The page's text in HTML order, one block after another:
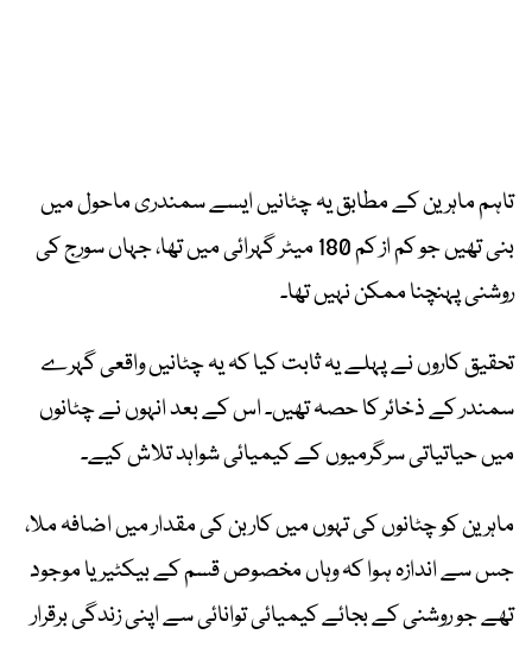
تاہم ماہرین کے مطابق یہ چٹانیں ایسے سمندری ماحول میں
بنی تھیں جو کم از کم 180 میٹر گہرائی میں تھا، جہاں سورج کی
روشنی پہنچنا ممکن نہیں تھا۔
تحقیق کاروں نے پہلے یہ ثابت کیا کہ یہ چٹانیں واقعی گہرے
سمندر کے ذخائر کا حصہ تھیں۔ اس کے بعد انہوں نے چٹانوں
میں حیاتیاتی سرگرمیوں کے کیمیائی شواہد تلاش کیے۔
ماہرین کو چٹانوں کی تہوں میں کاربن کی مقدار میں اضافہ ملا،
جس سے اندازہ ہوا کہ وہاں مخصوص قسم کے بیکٹیریا موجود
تھے جو روشنی کے بجائے کیمیائی توانائی سے اپنی زندگی برقرار